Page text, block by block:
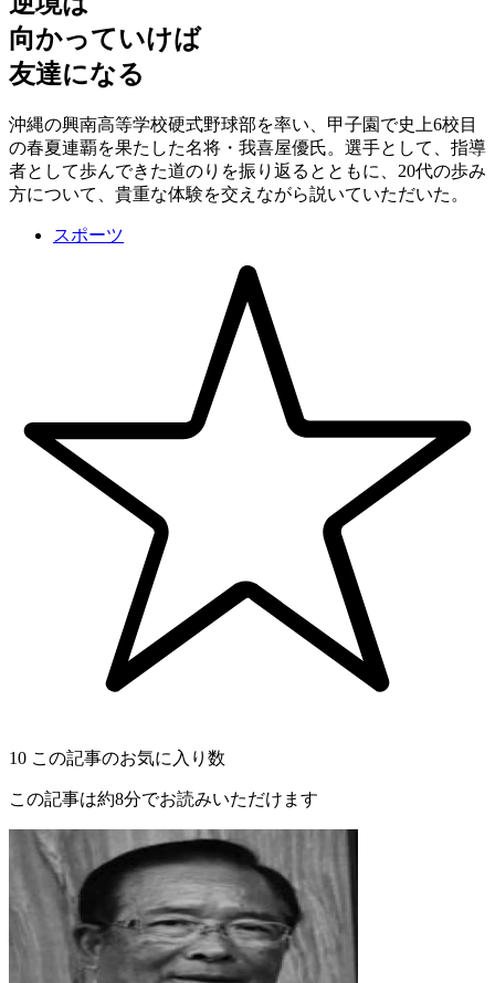
向かっていけば
友達になる
沖縄の興南高等学校硬式野球部を率い、甲子園で史上6校目
の春夏連覇を果たした名将・我喜屋優氏。選手として、指導
者として歩んできた道のりを振り返るとともに、20代の歩み
方について、貴重な体験を交えながら説いていただいた。
スポーツ
10 この記事のお気に入り数
この記事は約8分でお読みいただけます